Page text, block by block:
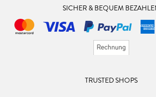
SICHER & BEQUEM
TRUSTED SHOPS